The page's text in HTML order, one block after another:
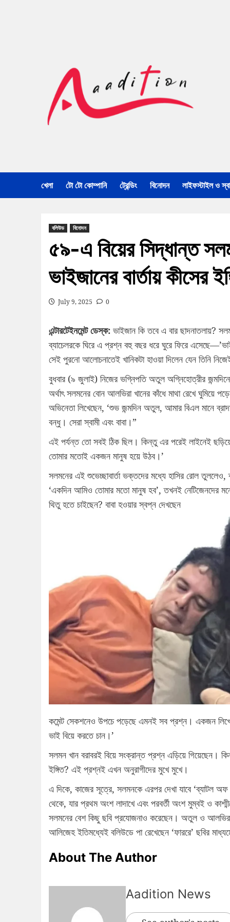
খেলা টো টো কোম্পানি ট্রেন্ডিং বিনোদন লাইফস্টাইল ও
বলিউড বিনোদন
৫৯-এ বিয়ের সিদ্ধান্ত
ভাইজানের বার্তায় কীসের
July 9, 2025 0
এন্টারটেইনমেন্ট ডেস্ক:ভাইজান কি তবে এ বার ছাদনাতলায়?
ব্যাচেলরকে ঘিরে এ প্রশ্ন বহু বছর ধরে ঘুরে ফিরে
সেই পুরনো আলোচনাতেই খানিকটা হাওয়া দিলেন যেন তিনি
বুধবার (৯ জুলাই) নিজের ভগ্নিপতি অতুল অগ্নিহোত্রীর
অর্থাৎ সলমনের বোন আলভিরা খানের কাঁধে মাথা রেখে ঘুমিয়ে
অভিনেতা লিখেছেন, ‘শুভ জন্মদিন অতুল, আমার বিএল মানে
বন্ধু। সেরা স্বামী এবং বাবা।”
এই পর্যন্ত তো সবই ঠিক ছিল। কিন্তু এর পরেই লাইনেই
তোমার মতোই একজন মানুষ হয়ে উঠব।’
সলমনের এই শুভেচ্ছাবার্তা ভক্তদের মধ্যে হাসির রোল
‘একদিন আমিও তোমার মতো মানুষ হব’, তখনই নেটিজেনদের
থিতু হতে চাইছেন? বাবা হওয়ার স্বপ্ন দেখছেন
কমেন্ট সেকশনেও উপচে পড়েছে এমনই সব প্রশ্ন। একজন
ভাই বিয়ে করতে চান।’
সলমন খান বরাবরই বিয়ে সংক্রান্ত প্রশ্ন এড়িয়ে গিয়েছেন।
ইঙ্গিত? এই প্রশ্নই এখন অনুরাগীদের মুখে মুখে।
এ দিকে, কাজের সূত্রে, সলমনকে এরপর দেখা যাবে ‘ব্যাটল
থেকে, যার প্রথম অংশ লাদাখে এবং পরবর্তী অংশ মুম্বই ও
সলমনের বেশ কিছু ছবি প্রযোজনাও করেছেন। অতুল ও
আলিজেহ ইতিমধ্যেই বলিউডে পা রেখেছেন ‘ফাররে’ ছবির
About The Author
Aadition News